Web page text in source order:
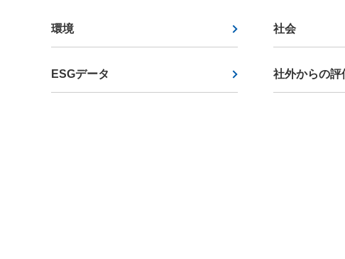
環境 社会
ESGデータ 社外からの評